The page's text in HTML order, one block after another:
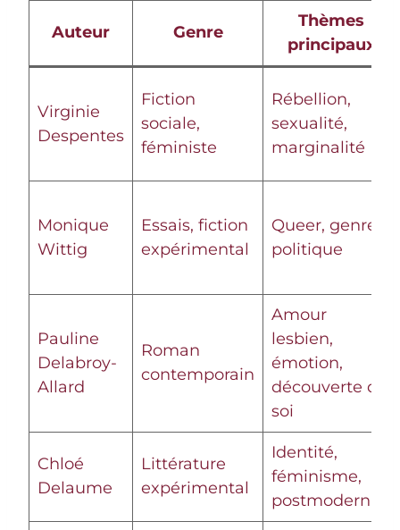
Auteur Genre
Thèmes
principaux
Virginie
Despentes
Fiction
sociale,
féministe
Rébellion,
sexualité,
marginalité
Monique
Wittig
Essais, fiction
expérimental
Queer, genre,
politique
Pauline
Delabroy-
Allard
Roman
contemporain
Amour
lesbien,
émotion,
découverte de
soi
Chloé
Delaume
Littérature
expérimental
Identité,
féminisme,
postmodernité